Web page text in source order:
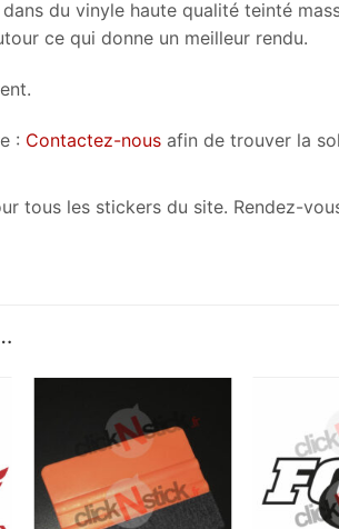
du vinyle haute qualité teinté
ce qui donne un meilleur rendu.
: Contactez-nous afin de trouver la
tous les stickers du site. Rendez-
Ajouter
à la
wishlist